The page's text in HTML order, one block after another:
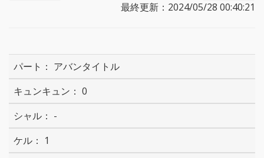
最終更新：2024/05/28 00:40:21
アバンタイトル
0
-
1